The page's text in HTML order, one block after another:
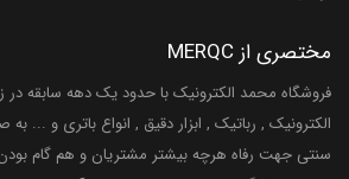
مختصری از MERQC
فروشگاه محمد الکترونیک با حدود یک دهه سابقه در
الکترونیک , رباتیک , ابزار دقیق , انواع باتری و ...
سنتی جهت رفاه هرچه بیشتر مشتریان و هم گام بودن